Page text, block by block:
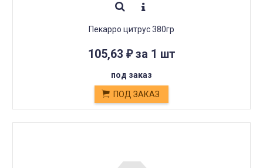
Пекарро цитрус 380гр
105,63 ₽за 1 шт
под заказ
ПОД ЗАКАЗ